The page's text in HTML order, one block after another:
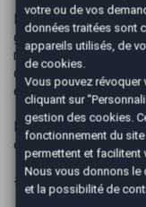
Prolongez votre
grâce à notre
référence depuis
dans les domaines
et de l'assistance.
Des solutions de
être proposées afin
### Nos services
votre ou de vos
données traitées sont
appareils utilisés, de
de cookies.
Vous pouvez révoquer
cliquant sur
gestion des cookies.
fonctionnement du
permettent et facilitent
Nous vous donnons le
et la possibilité de